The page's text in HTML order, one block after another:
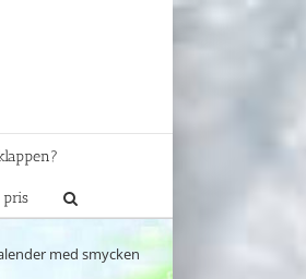
pris
med smycken